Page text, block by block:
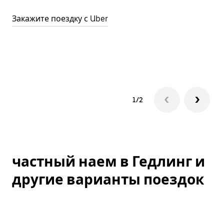
Закажите поездку с Uber
1/2
частный наем в Гедлинг и
другие варианты поездок